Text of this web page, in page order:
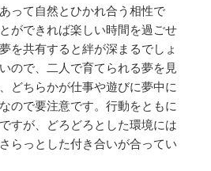
って自然とひかれ合う相性で
ができれば楽しい時間を過ごせ
を共有すると絆が深まるでしょ
ので、二人で育てられる夢を見
どちらかが仕事や遊びに夢中に
ので要注意です。行動をともに
すが、どろどろとした環境には
らっとした付き合いが合ってい